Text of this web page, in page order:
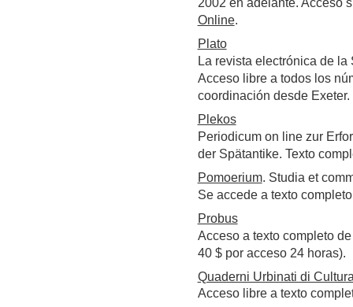
Online.
Plato
La revista electrónica de
Acceso libre a todos los
coordinación desde Exeter.
Plekos
Periodicum on line zur
der Spätantike. Texto
Pomoerium. Studia et
Se accede a texto
Probus
Acceso a texto completo
40 $ por acceso 24 horas).
Quaderni Urbinati di
Acceso libre a texto